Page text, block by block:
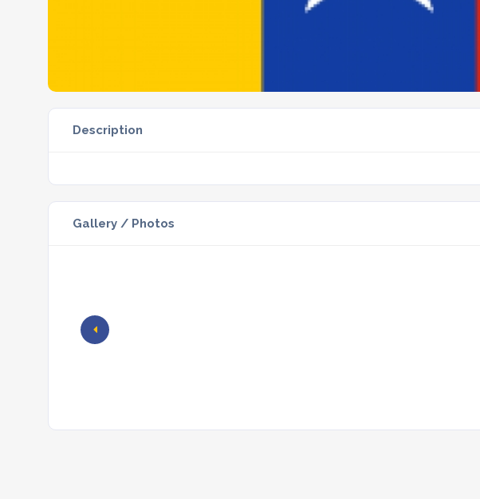
Description
Gallery / Photos